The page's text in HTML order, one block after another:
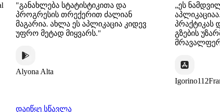
სტატისტიკითა და
თრექერით ძალიან
ახლა ეს აპლიკაცია კიდევ
მეტად მიყვარს."
Alta
„ეს ნამდვილად
აპლიკაციაა.
პრაქტიკას
გზების
Igorino112France
დაიწყე სწავლა